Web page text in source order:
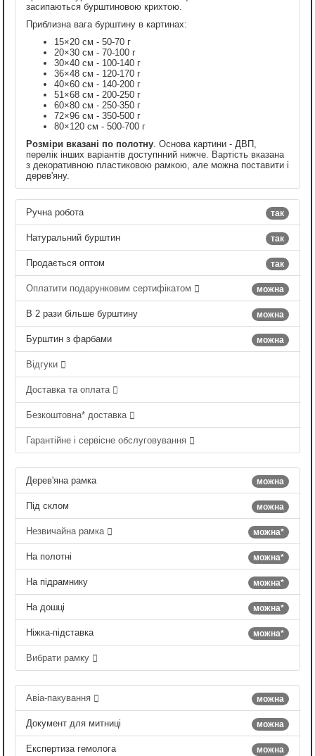
засипаються бурштиновою крихтою.
Приблизна вага бурштину в картинах:
15×20 см - 50-70 г
20×30 см - 70-100 г
30×40 см - 100-140 г
36×48 см - 120-170 г
40×60 см - 140-200 г
51×68 см - 200-250 г
60×80 см - 250-350 г
72×96 см - 350-500 г
80×120 см - 500-700 г
Розміри вказані по полотну . Основа картини - ДВП,
перелік інших варіантів доступнний нижче. Вартість вказана
з декоративною пластиковою рамкою, але можна поставити і
дерев'яну.
так
Ручна робота
так
Натуральний бурштин
так
Продається оптом
можна
Оплатити подарунковим сертифікатом
можна
В 2 рази більше бурштину
можна
Бурштин з фарбами
Відгуки
Доставка та оплата
Безкоштовна* доставка
Гарантійне і сервісне обслуговування
можна
Дерев'яна рамка
можна
Під склом
можна*
Незвичайна рамка
можна*
На полотні
можна*
На підрамнику
можна*
На дошці
можна*
Ніжка-підставка
Вибрати рамку
можна
Авіа-пакування
можна
Документ для митниці
можна
Експертиза гемолога